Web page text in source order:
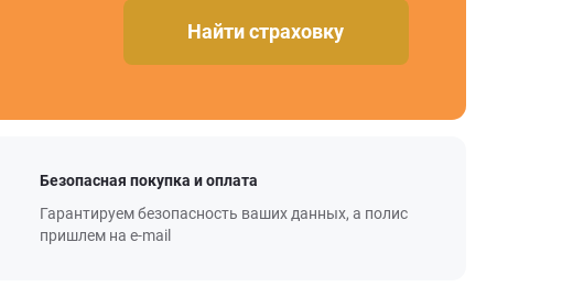
Найти страховку
Безопасная покупка и оплата
Гарантируем безопасность ваших данных, а полис
пришлем на e-mail